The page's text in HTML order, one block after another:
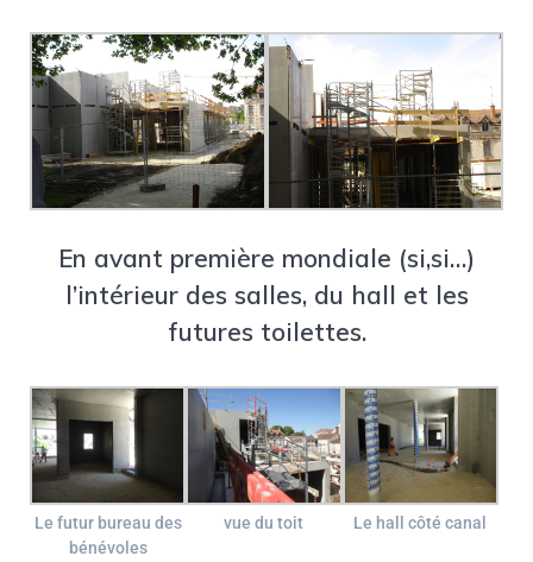
En avant première mondiale (si,si…)
l’intérieur des salles, du hall et les
futures toilettes.
Le futur bureau des
bénévoles
vue du toit Le hall côté canal